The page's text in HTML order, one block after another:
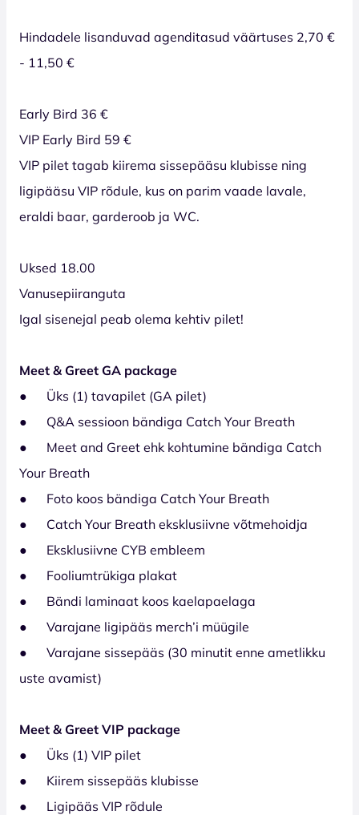
Hindadele lisanduvad agenditasud väärtuses 2,70 €
- 11,50 €
Early Bird 36 €
VIP Early Bird 59 €
VIP pilet tagab kiirema sissepääsu klubisse ning
ligipääsu VIP rõdule, kus on parim vaade lavale,
eraldi baar, garderoob ja WC.
Uksed 18.00
Vanusepiiranguta
Igal sisenejal peab olema kehtiv pilet!
Meet & Greet GA package
● Üks (1) tavapilet (GA pilet)
● Q&A sessioon bändiga Catch Your Breath
● Meet and Greet ehk kohtumine bändiga Catch
Your Breath
● Foto koos bändiga Catch Your Breath
● Catch Your Breath eksklusiivne võtmehoidja
● Eksklusiivne CYB embleem
● Fooliumtrükiga plakat
● Bändi laminaat koos kaelapaelaga
● Varajane ligipääs merch’i müügile
● Varajane sissepääs (30 minutit enne ametlikku
uste avamist)
Meet & Greet VIP package
● Üks (1) VIP pilet
● Kiirem sissepääs klubisse
● Ligipääs VIP rõdule